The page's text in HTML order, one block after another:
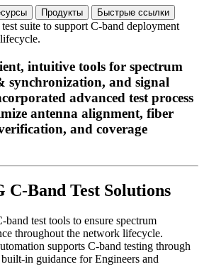
Продукты Быстрые ссылки
suite to support C-band deployment
intuitive tools for spectrum
synchronization, and signal
advanced test process
antenna alignment, fiber
and coverage
C-Band Test Solutions
test tools to ensure spectrum
throughout the network lifecycle.
supports C-band testing through
in guidance for Engineers and